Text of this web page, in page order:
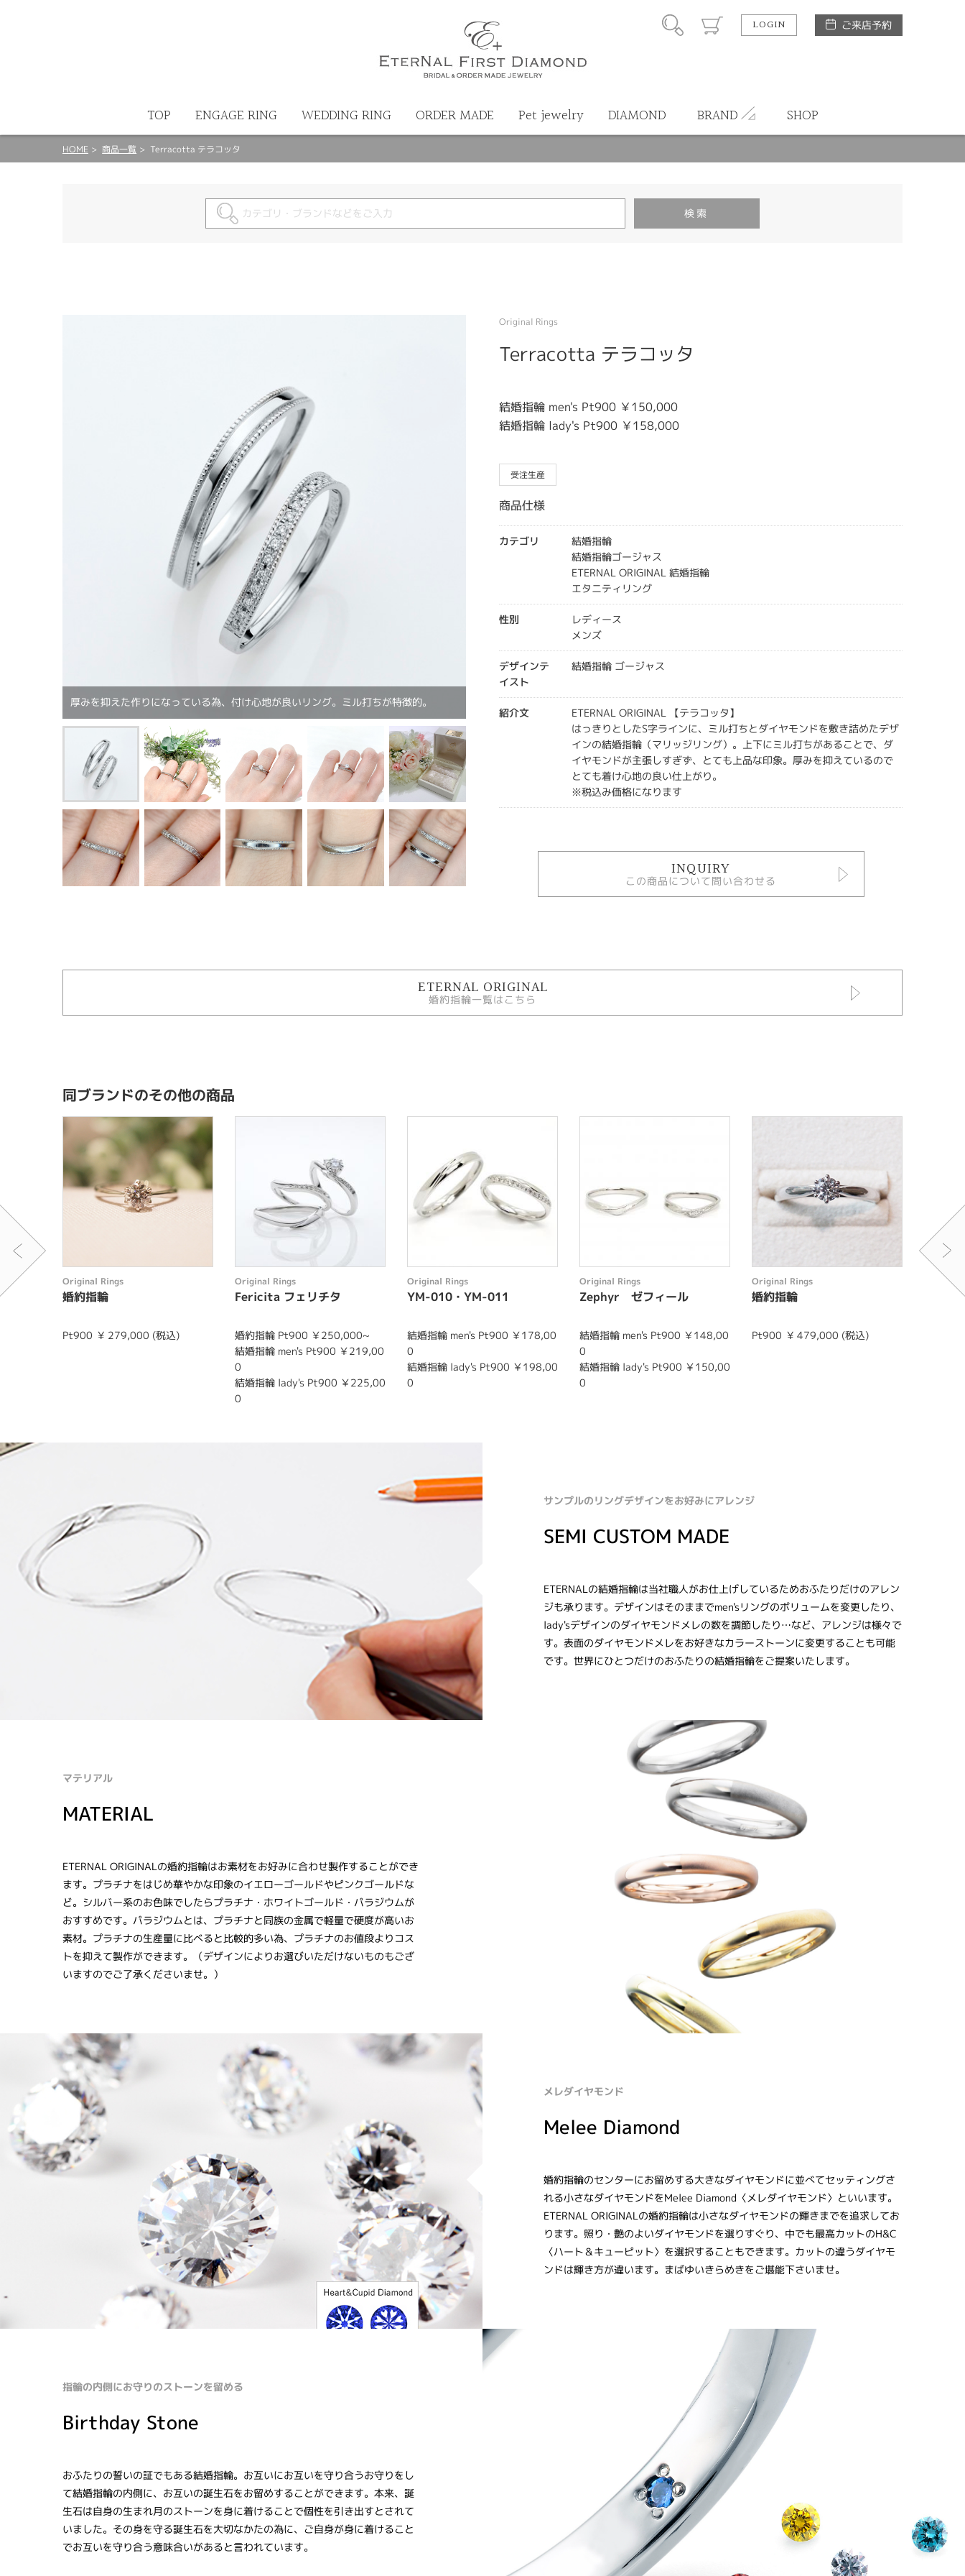
LOGIN ご来店予約
TOP ENGAGE RING WEDDING RING ORDER MADE Pet jewelry DIAMOND BRAND SHOP
HOME 商品一覧 Terracotta テラコッタ
厚みを抑えた作りになっている為、付け心地が良いリング。ミル打ちが特徴的。
Original Rings
Terracotta テラコッタ
結婚指輪 men's Pt900 ￥150,000
結婚指輪 lady's Pt900 ￥158,000
受注生産
商品仕様
カテゴリ
結婚指輪
結婚指輪ゴージャス
ETERNAL ORIGINAL 結婚指輪
エタニティリング
性別
レディース
メンズ
デザインテ
イスト
結婚指輪 ゴージャス
紹介文
ETERNAL ORIGINAL 【テラコッタ】
はっきりとしたS字ラインに、ミル打ちとダイヤモンドを敷き詰めたデザ
インの結婚指輪（マリッジリング）。上下にミル打ちがあることで、ダ
イヤモンドが主張しすぎず、とても上品な印象。厚みを抑えているので
とても着け心地の良い仕上がり。
※税込み価格になります
INQUIRY
この商品について問い合わせる
ETERNAL ORIGINAL
婚約指輪一覧はこちら
同ブランドのその他の商品
Original Rings
婚約指輪
Pt900 ¥ 279,000 (税込)
Original Rings
Fericita フェリチタ
婚約指輪 Pt900 ￥250,000~
結婚指輪 men's Pt900 ￥219,00
0
結婚指輪 lady's Pt900 ￥225,00
0
Original Rings
YM-010・YM-011
結婚指輪 men's Pt900 ￥178,00
0
結婚指輪 lady's Pt900 ￥198,00
0
Original Rings
Zephyr ゼフィール
結婚指輪 men's Pt900 ￥148,00
0
結婚指輪 lady's Pt900 ￥150,00
0
Original Rings
婚約指輪
Pt900 ¥ 479,000 (税込)
Original
婚約指
サンプルのリングデザインをお好みにアレンジ
SEMI CUSTOM MADE
ETERNALの結婚指輪は当社職人がお仕上げしているためおふたりだけのアレン
ジも承ります。デザインはそのままでmen'sリングのボリュームを変更したり、
lady'sデザインのダイヤモンドメレの数を調節したり…など、アレンジは様々で
す。表面のダイヤモンドメレをお好きなカラーストーンに変更することも可能
です。世界にひとつだけのおふたりの結婚指輪をご提案いたします。
マテリアル
MATERIAL
ETERNAL ORIGINALの婚約指輪はお素材をお好みに合わせ製作することができ
ます。プラチナをはじめ華やかな印象のイエローゴールドやピンクゴールドな
ど。シルバー系のお色味でしたらプラチナ・ホワイトゴールド・パラジウムが
おすすめです。パラジウムとは、プラチナと同族の金属で軽量で硬度が高いお
素材。プラチナの生産量に比べると比較的多い為、プラチナのお値段よりコス
トを抑えて製作ができます。（デザインによりお選びいただけないものもござ
いますのでご了承くださいませ。）
メレダイヤモンド
Melee Diamond
婚約指輪のセンターにお留めする大きなダイヤモンドに並べてセッティングさ
れる小さなダイヤモンドをMelee Diamond〈メレダイヤモンド〉といいます。
ETERNAL ORIGINALの婚約指輪は小さなダイヤモンドの輝きまでを追求してお
ります。照り・艶のよいダイヤモンドを選りすぐり、中でも最高カットのH&C
〈ハート＆キューピット〉を選択することもできます。カットの違うダイヤモ
ンドは輝き方が違います。まばゆいきらめきをご堪能下さいませ。
指輪の内側にお守りのストーンを留める
Birthday Stone
おふたりの誓いの証でもある結婚指輪。お互いにお互いを守り合うお守りをし
て結婚指輪の内側に、お互いの誕生石をお留めすることができます。本来、誕
生石は自身の生まれ月のストーンを身に着けることで個性を引き出すとされて
いました。その身を守る誕生石を大切なかたの為に、ご自身が身に着けること
でお互いを守り合う意味合いがあると言われています。